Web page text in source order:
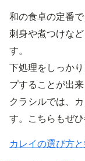
和の食卓の定番
刺身や煮つけな
す。
下処理をしっか
プすることが出来
クラシルでは、
す。こちらもぜ
カレイの選び方